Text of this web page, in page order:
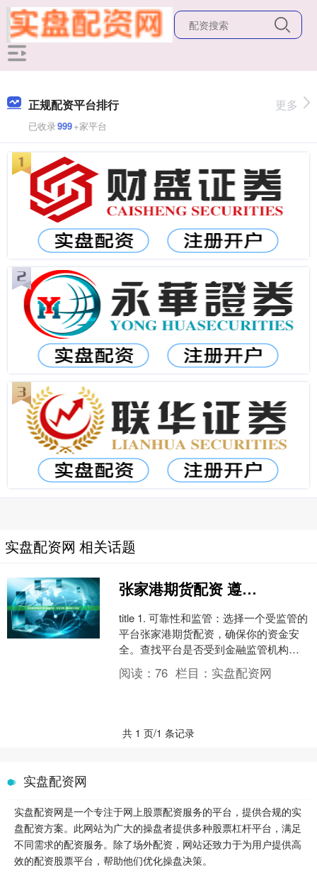
正规配资平台排行
已收录999+家平台
更多
实盘配资网 相关话题
张家港期货配资 遵义股票配资，安全可靠，快速放大收益！
title 1. 可靠性和监管：选择一个受监管的
平台张家港期货配资，确保你的资金安
全。查找平台是否受到金融监管机构的
监管张家港期货配资，如美国的美国证
券交易委员....
阅读：76 栏目： 实盘配资网
共 1 页/1 条记录
实盘配资网
实盘配资网是一个专注于网上股票配资服务的平台，提供合规的实
盘配资方案。此网站为广大的操盘者提供多种股票杠杆平台，满足
不同需求的配资服务。除了场外配资，网站还致力于为用户提供高
效的配资股票平台，帮助他们优化操盘决策。